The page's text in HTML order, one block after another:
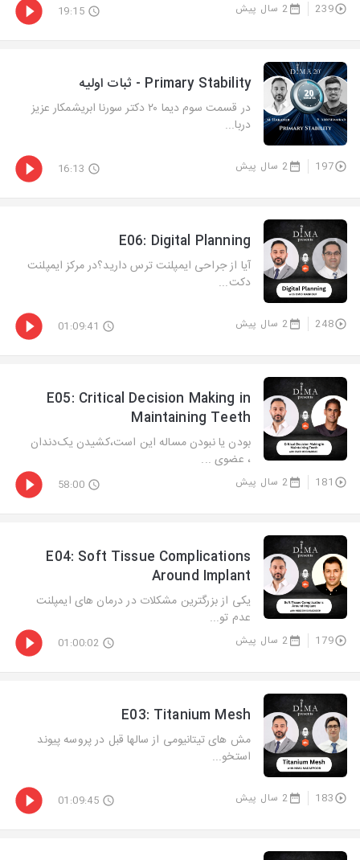
239 2 سال پیش 19:15
Primary Stability - ثبات اولیه
در قسمت سوم دیما ۲۰ دکتر سورنا ابریشمکار عزیز
دربا...
197 2 سال پیش 16:13
E06: Digital Planning
آیا از جراحی ایمپلنت ترس دارید؟در مرکز ایمپلنت
دکت...
248 2 سال پیش 01:09:41
E05: Critical Decision Making in
Maintaining Teeth
بودن یا نبودن مساله این است،کشیدن یک‌دندان
، عضوی ...
181 2 سال پیش 58:00
E04: Soft Tissue Complications
Around Implant
یکی از بزرگترین مشکلات در درمان های ایمپلنت
عدم تو...
179 2 سال پیش 01:00:02
E03: Titanium Mesh
مش های تیتانیومی از سالها قبل در پروسه پیوند
استخو...
183 2 سال پیش 01:09:45